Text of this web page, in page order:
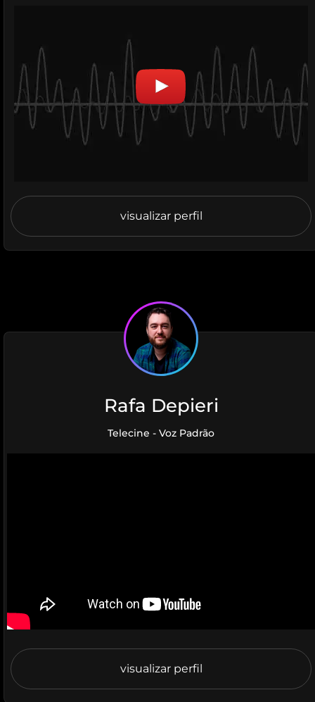
visualizar perfil
Rafa Depieri
Telecine - Voz Padrão
visualizar perfil